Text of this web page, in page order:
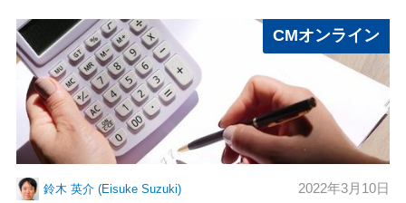
CMオンライン
鈴木 英介 (Eisuke Suzuki) 2022年3月10日